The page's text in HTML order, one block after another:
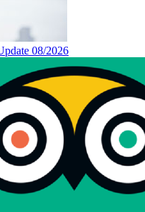
08/2026